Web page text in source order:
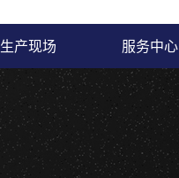
生产现场 服务中心